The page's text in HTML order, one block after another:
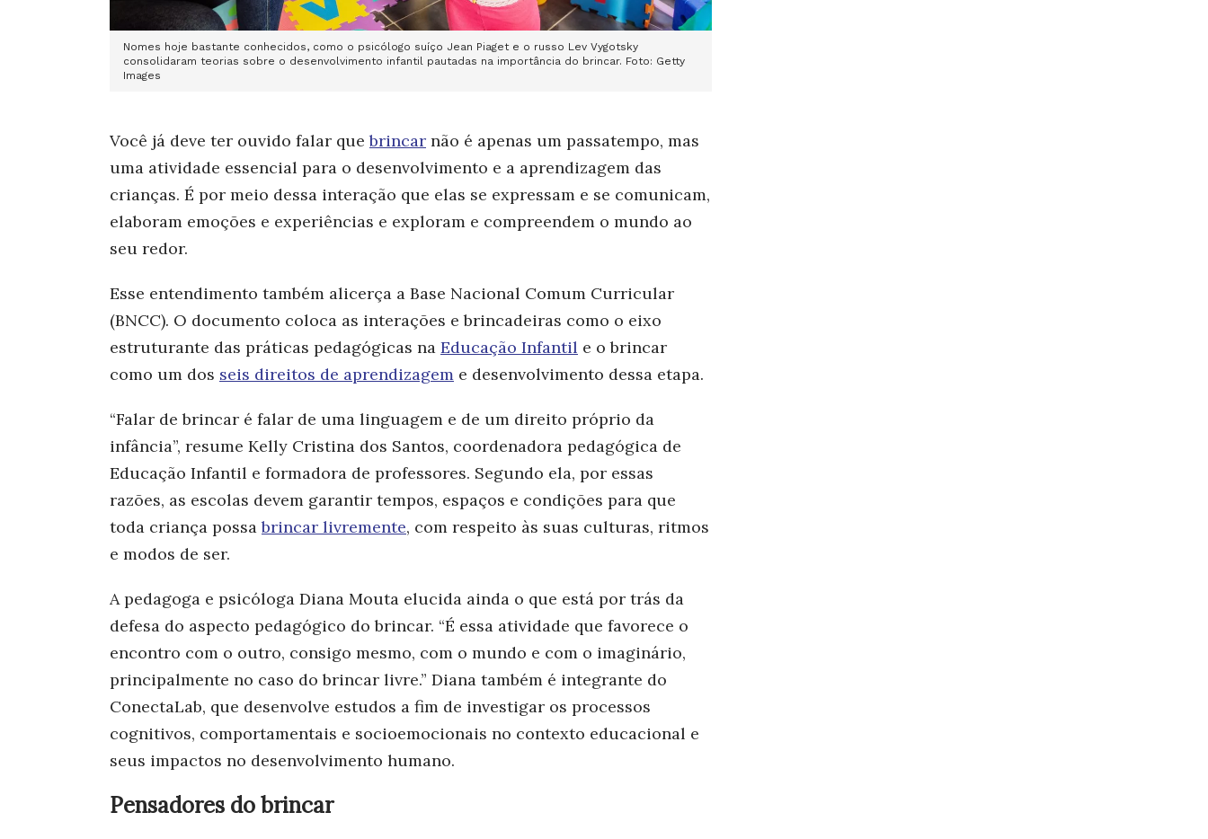
Nomes hoje bastante conhecidos, como o psicólogo suíço Jean Piaget e o russo Lev Vygotsky
consolidaram teorias sobre o desenvolvimento infantil pautadas na importância do brincar. Foto: Getty
Images
Você já deve ter ouvido falar quebrincar não é apenas um passatempo, mas
uma atividade essencial para o desenvolvimento e a aprendizagem das
crianças. É por meio dessa interação que elas se expressam e se comunicam,
elaboram emoções e experiências e exploram e compreendem o mundo ao
seu redor.
Esse entendimento também alicerça a Base Nacional Comum Curricular
(BNCC). O documento coloca as interações e brincadeiras como o eixo
estruturante das práticas pedagógicas na Educação Infantil e o brincar
como um dos seis direitos de aprendizagem e desenvolvimento dessa etapa.
“Falar de brincar é falar de uma linguagem e de um direito próprio da
infância”, resume Kelly Cristina dos Santos, coordenadora pedagógica de
Educação Infantil e formadora de professores. Segundo ela, por essas
razões, as escolas devem garantir tempos, espaços e condições para que
toda criança possabrincar livremente, com respeito às suas culturas, ritmos
e modos de ser.
A pedagoga e psicóloga Diana Mouta elucida ainda o que está por trás da
defesa do aspecto pedagógico do brincar. “É essa atividade que favorece o
encontro com o outro, consigo mesmo, com o mundo e com o imaginário,
principalmente no caso do brincar livre.” Diana também é integrante do
ConectaLab, que desenvolve estudos a fim de investigar os processos
cognitivos, comportamentais e socioemocionais no contexto educacional e
seus impactos no desenvolvimento humano.
Pensadores do brincar